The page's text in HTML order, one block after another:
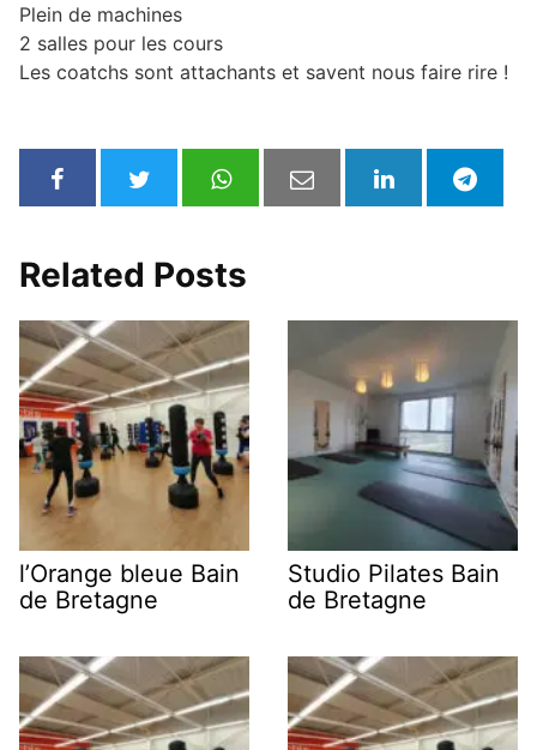
Plein de machines
2 salles pour les cours
Les coatchs sont attachants et savent nous faire rire !
Related Posts
l’Orange bleue Bain
de Bretagne
Studio Pilates Bain
de Bretagne